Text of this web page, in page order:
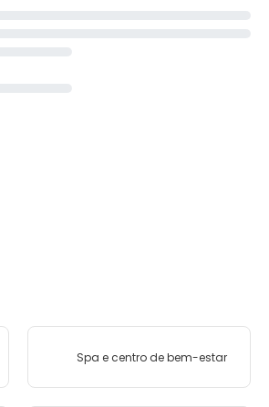
Spa e centro de bem-estar